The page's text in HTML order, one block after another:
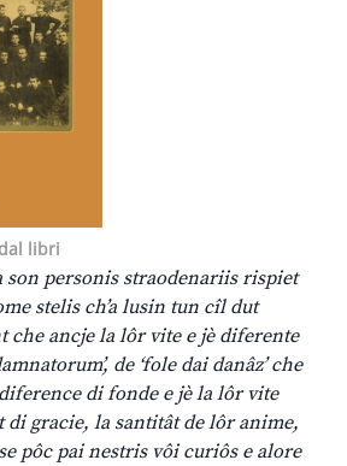
libri
son personis straodenariis rispiet
stelis ch’a lusin tun cîl dut
che ancje la lôr vite e jè diferente
de ‘fole dai danâz’ che
di fonde e jè la lôr vite
gracie, la santitât de lôr anime,
pôc pai nestris vôi curiôs e alore